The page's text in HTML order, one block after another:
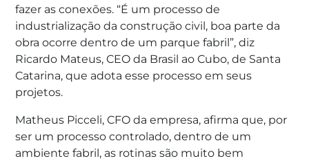
fazer as conexões. “É um processo de
industrialização da construção civil, boa parte da
obra ocorre dentro de um parque fabril”, diz
Ricardo Mateus, CEO da Brasil ao Cubo, de Santa
Catarina, que adota esse processo em seus
projetos.
Matheus Picceli, CFO da empresa, afirma que, por
ser um processo controlado, dentro de um
ambiente fabril, as rotinas são muito bem